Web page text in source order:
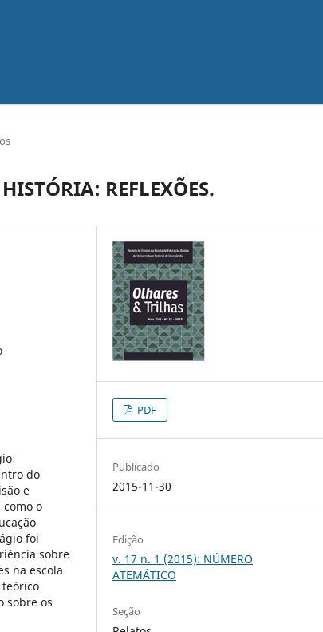
REFLEXÕES.
do
e
o
foi
sobre
na escola
sobre os
PDF
Publicado
2015-11-30
Edição
v. 17 n. 1 (2015): NÚMERO
ATEMÁTICO
Seção